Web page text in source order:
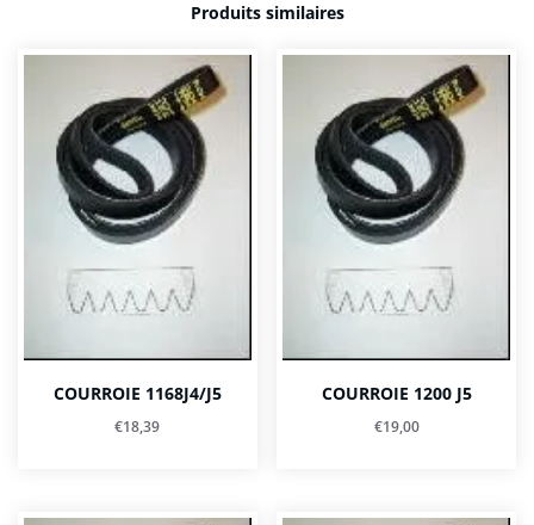
Produits similaires
COURROIE 1168J4/J5
€18,39
COURROIE 1200 J5
€19,00